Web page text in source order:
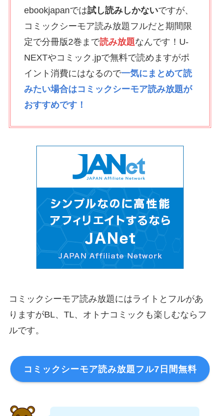
ebookjapanでは試し読みしかないですが、
コミックシーモア読み放題フルだと期間限
定で分冊版2巻まで読み放題なんです！U-
NEXTやコミック.jpで無料で読めますがポ
イント消費にはなるので一気にまとめて読
みたい場合はコミックシーモア読み放題が
おすすめです！
コミックシーモア読み放題にはライトとフルがあ
りますがBL、TL、オトナコミックも楽しむならフ
ルです。
コミックシーモア読み放題フル7日間無料